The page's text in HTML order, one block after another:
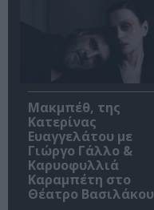
Μακμπέθ, της
Κατερίνας
Ευαγγελάτου με
Γιώργο Γάλλο &
Καρυοφυλλιά
Καραμπέτη στο
Θέατρο Βασιλάκου